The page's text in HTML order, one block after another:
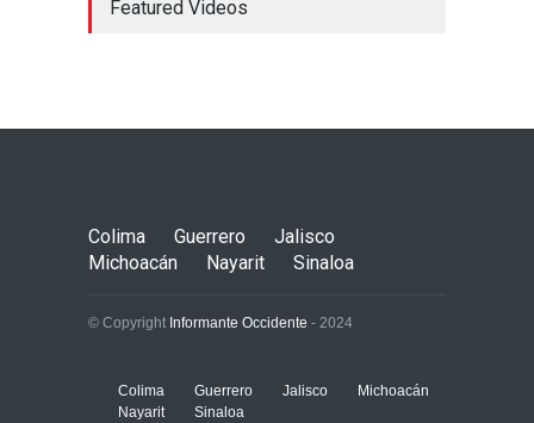
contra mujeres
Nayarit , Seguridad
Featured Videos
Colima Guerrero
Jalisco
Michoacán
Nayarit Sinaloa
© Copyright Informante Occidente - 2024
Colima Guerrero Jalisco
Michoacán
Nayarit
Sinaloa